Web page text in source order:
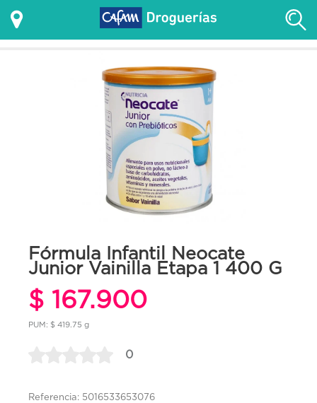
Fórmula Infantil Neocate
Junior Vainilla Etapa 1 400 G
$ 167.900
PUM: $ 419.75 g
0
Referencia: 5016533653076